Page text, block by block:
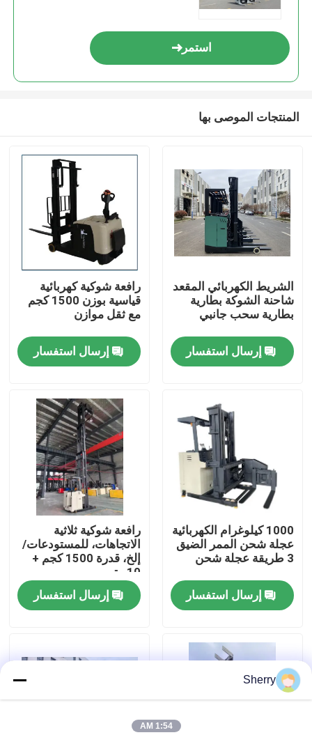
أشرطة فيديو
معلومات عنا
جولة في المعمل
رقابة جودة
اتصل بنا
أخبار
مدونة
استمر
المنتجات الموصى بها
الشريط الكهربائي المقعد
شاحنة الشوكة بطارية
بطارية سحب جانبي
إرسال استفسار
رافعة شوكية كهربائية
قياسية بوزن 1500 كجم
مع ثقل موازن
إرسال استفسار
1000 كيلوغرام الكهربائية
عجلة شحن الممر الضيق
3 طريقة عجلة شحن
إرسال استفسار
رافعة شوكية ثلاثية
الاتجاهات، للمستودعات/
إلخ، قدرة 1500 كجم +
10 متر
إرسال استفسار
Sherry
1:54 AM